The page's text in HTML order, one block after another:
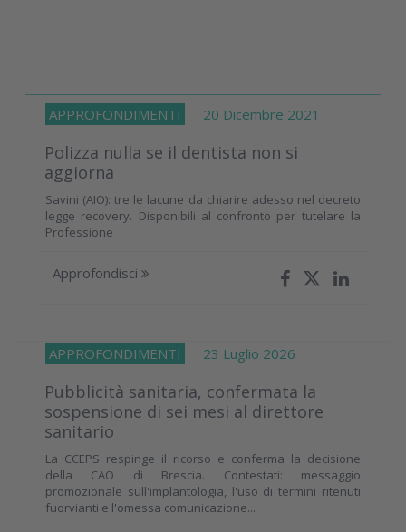
APPROFONDIMENTI 20 Dicembre 2021
Polizza nulla se il dentista non si
aggiorna
Savini (AIO): tre le lacune da chiarire adesso nel decreto
legge recovery. Disponibili al confronto per tutelare la
Professione
Approfondisci
APPROFONDIMENTI 23 Luglio 2026
Pubblicità sanitaria, confermata la
sospensione di sei mesi al direttore
sanitario
La CCEPS respinge il ricorso e conferma la decisione
della CAO di Brescia. Contestati: messaggio
promozionale sull'implantologia, l'uso di termini ritenuti
fuorvianti e l'omessa comunicazione...